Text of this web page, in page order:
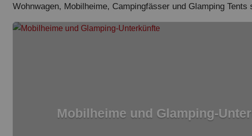
Wohnwagen, Mobilheime, Campingfässer und Glamping
Mobilheime und Glamping-